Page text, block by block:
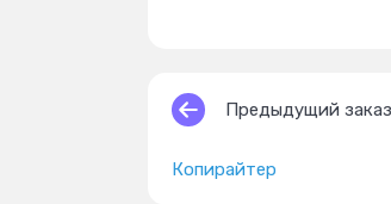
Предыдущий заказ
Копирайтер